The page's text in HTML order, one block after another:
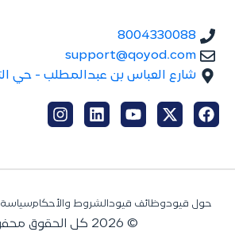
8004330088
support@qoyod.com
شارع العباس بن عبدالمطلب - حي
حول قيودوظائف قيود الشروط والأحكام
© 2026 كل الحقوق محفوظة